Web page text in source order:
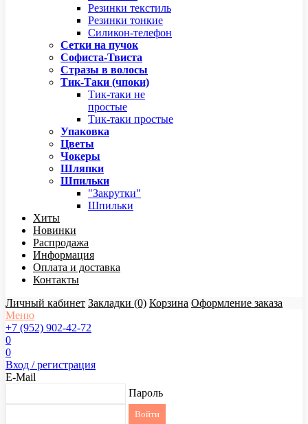
Резинки текстиль
Резинки тонкие
Силикон-телефон
Сетки на пучок
Софиста-Твиста
Стразы в волосы
Тик-Таки (чпоки)
Тик-таки не
простые
Тик-таки простые
Упаковка
Цветы
Чокеры
Шляпки
Шпильки
"Закрутки"
Шпильки
Хиты
Новинки
Распродажа
Информация
Оплата и доставка
Контакты
Личный кабинет Закладки (0) Корзина Оформление заказа
Меню
+7 (952) 902-42-72
0
0
Вход / регистрация
E-Mail
Пароль